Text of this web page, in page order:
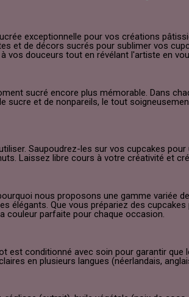
exceptionnelle pour vos créations
et de décors sucrés pour sublimer vos
vos douceurs tout en révélant l'artiste en
sucré encore plus mémorable. Dans
et de nonpareils, le tout
Saupoudrez-les sur vos cupcakes
Laissez libre cours à votre créativité et
nous proposons une gamme variée
élégants. Que vous prépariez des
couleur parfaite pour chaque occasion.
est conditionné avec soin pour garantir
en plusieurs langues (néerlandais,